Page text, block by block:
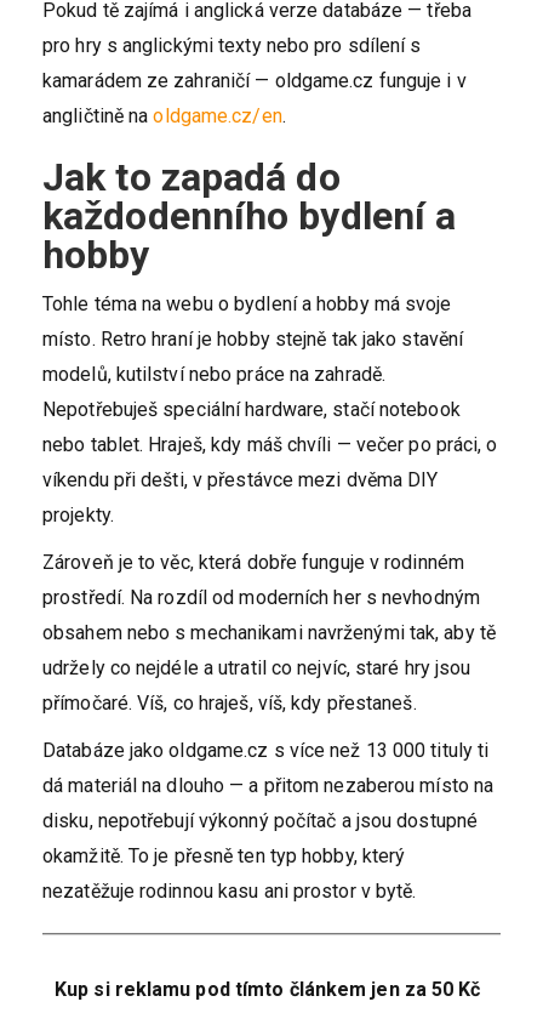
Pokud tě zajímá i anglická verze databáze — třeba
pro hry s anglickými texty nebo pro sdílení s
kamarádem ze zahraničí — oldgame.cz funguje i v
angličtině naoldgame.cz/en.
Jak to zapadá do
každodenního bydlení a
hobby
Tohle téma na webu o bydlení a hobby má svoje
místo. Retro hraní je hobby stejně tak jako stavění
modelů, kutilství nebo práce na zahradě.
Nepotřebuješ speciální hardware, stačí notebook
nebo tablet. Hraješ, kdy máš chvíli — večer po práci, o
víkendu při dešti, v přestávce mezi dvěma DIY
projekty.
Zároveň je to věc, která dobře funguje v rodinném
prostředí. Na rozdíl od moderních her s nevhodným
obsahem nebo s mechanikami navrženými tak, aby tě
udržely co nejdéle a utratil co nejvíc, staré hry jsou
přímočaré. Víš, co hraješ, víš, kdy přestaneš.
Databáze jako oldgame.cz s více než 13 000 tituly ti
dá materiál na dlouho — a přitom nezaberou místo na
disku, nepotřebují výkonný počítač a jsou dostupné
okamžitě. To je přesně ten typ hobby, který
nezatěžuje rodinnou kasu ani prostor v bytě.
Kup si reklamu pod tímto článkem jen za 50 Kč